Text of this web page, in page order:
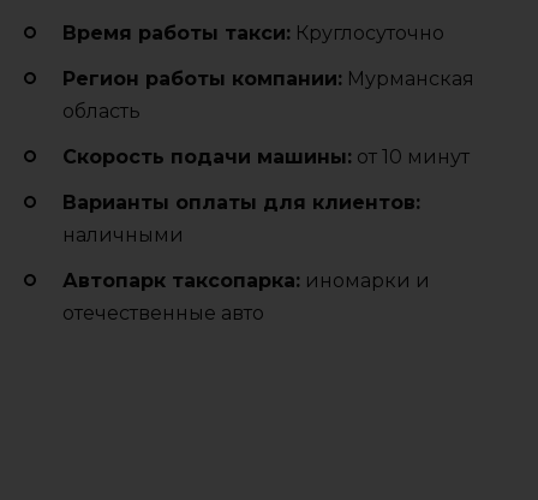
Время работы такси: Круглосуточно
Регион работы компании: Мурманская
область
Cкорость подачи машины: от 10 минут
Варианты оплаты для клиентов:
наличными
Автопарк таксопарка: иномарки и
отечественные авто